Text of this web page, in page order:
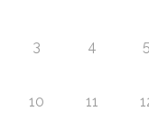
3 4 5
10 11